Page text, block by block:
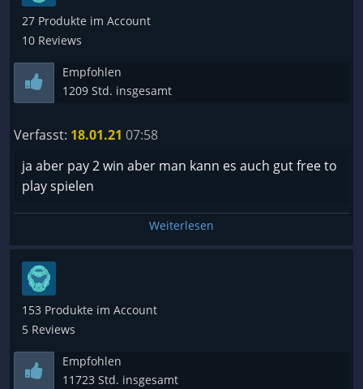
27 Produkte im Account
10 Reviews
Empfohlen
1209 Std. insgesamt
Verfasst: 18.01.21 07:58
ja aber pay 2 win aber man kann es auch gut free to
play spielen
Weiterlesen
153 Produkte im Account
5 Reviews
Empfohlen
11723 Std. insgesamt